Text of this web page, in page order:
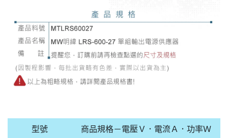
型號 商品規格－電壓Ｖ．電流Ａ．功率Ｗ